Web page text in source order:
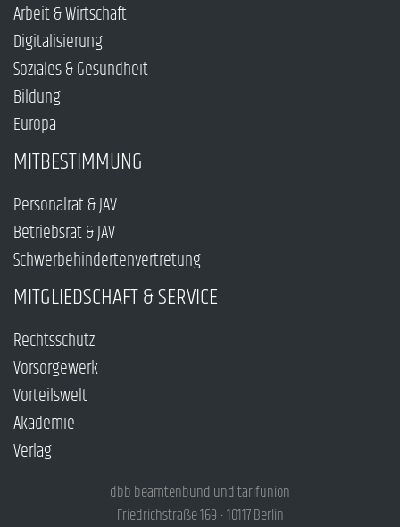
Arbeit & Wirtschaft
Digitalisierung
Soziales & Gesundheit
Bildung
Europa
MITBESTIMMUNG
Personalrat & JAV
Betriebsrat & JAV
Schwerbehindertenvertretung
MITGLIEDSCHAFT & SERVICE
Rechtsschutz
Vorsorgewerk
Vorteilswelt
Akademie
Verlag
dbb beamtenbund und tarifunion
Friedrichstraße 169 • 10117 Berlin